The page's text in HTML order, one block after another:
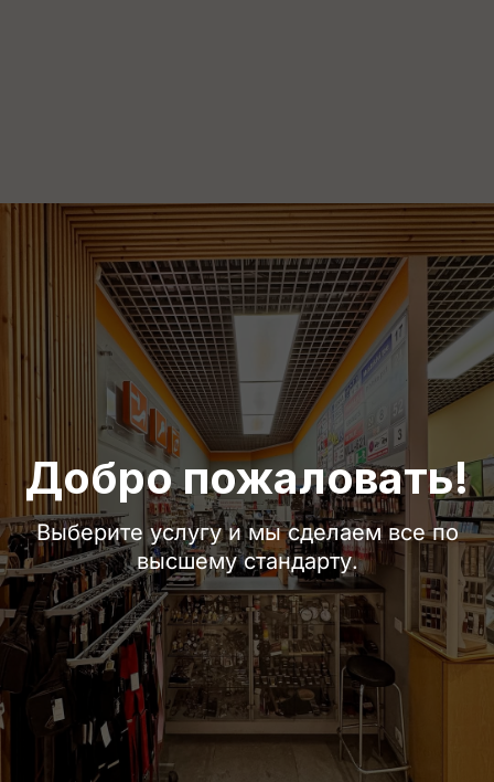
Добро пожаловать!
Выберите услугу и мы сделаем все по
высшему стандарту.